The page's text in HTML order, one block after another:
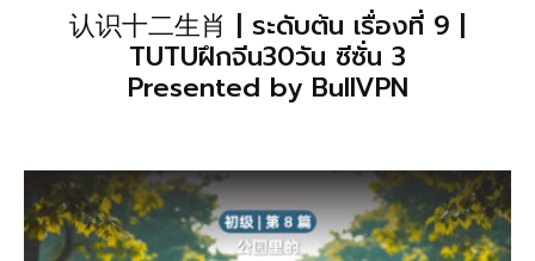
认识十二生肖 | ระดับต้น เรื่องที่ 9 |
TUTUฝึกจีน30วัน ซีซั่น 3
Presented by BullVPN